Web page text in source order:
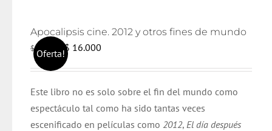
Oferta!
Apocalipsis cine. 2012 y otros fines de mundo
$17.000
El
precio
era:
$ 17.000.
$ 16.000
es:
$ 16.000.
Este libro no es solo sobre el fin del mundo como
espectáculo tal como ha sido tantas veces
escenificado en películas como 2012, El día después